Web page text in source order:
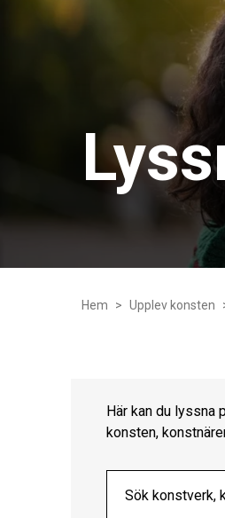
Hem Upplev konsten
Här kan du lyssna
konsten,